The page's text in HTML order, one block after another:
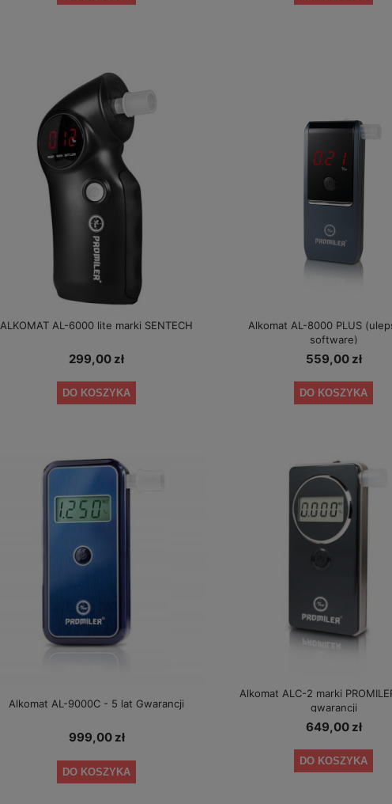
ustnika
Cena regularna:1 699,00 zł
Alkomat PRO-X-5 PLUS marki AlcoFind
399,00 zł
ALKOMAT AL-6000 lite marki SENTECH
299,00 zł
DO KOSZYKA
Alkomat AL-8000 PLUS
software)
559,00 zł
DO KOSZYKA
Alkomat AL-9000C - 5 lat Gwarancji
999,00 zł
DO KOSZYKA
Alkomat ALC-2 marki
gwarancji
649,00 zł
DO KOSZYKA